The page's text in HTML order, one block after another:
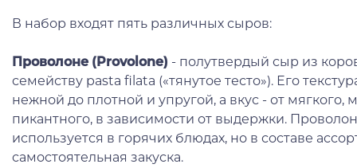
В набор входят пять различных сыров:
Проволоне (Provolone) - полутвердый сыр из
семейству pasta filata («тянутое тесто»). Его
нежной до плотной и упругой, а вкус - от мягкого,
пикантного, в зависимости от выдержки.
используется в горячих блюдах, но в составе
самостоятельная закуска.